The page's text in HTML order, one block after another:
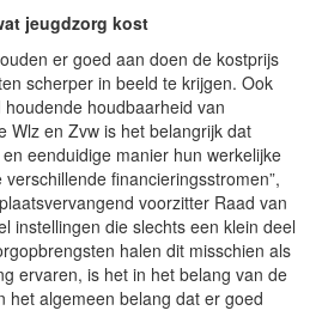
jeugdzorg kost
er goed aan doen de kostprijs
scherper in beeld te krijgen. Ook
houdbaarheid van
Wlz en Zvw is het belangrijk dat
eenduidige manier hun werkelijke
financieringsstromen”,
voorzitter Raad van
instellingen die slechts een klein deel
halen dit misschien als
ervaren, is het in het belang van de
het algemeen belang dat er goed